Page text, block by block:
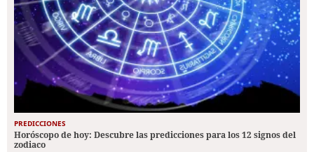
PREDICCIONES
Horóscopo de hoy: Descubre las predicciones para los 12 signos del
zodiaco